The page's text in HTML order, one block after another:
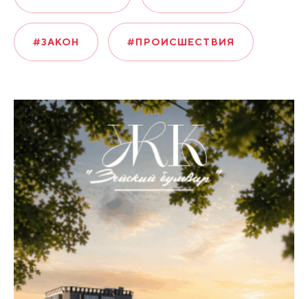
#ЗАКОН #ПРОИСШЕСТВИЯ